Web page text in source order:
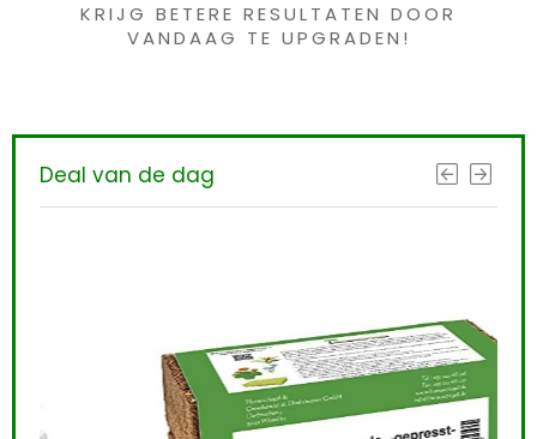
KRIJG BETERE RESULTATEN DOOR
VANDAAG TE UPGRADEN!
Deal van de dag